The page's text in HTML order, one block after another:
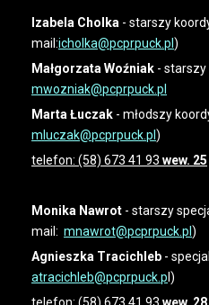
Izabela Cholka - starszy
mail:icholka@pcprpuck.pl)
Małgorzata Woźniak -
mwozniak@pcprpuck.pl
Marta Łuczak - młodszy
mluczak@pcprpuck.pl)
telefon: (58) 673 41 93 wew. 25
Monika Nawrot - starszy
mail: mnawrot@pcprpuck.pl)
Agnieszka Tracichleb -
atracichleb@pcprpuck.pl)
telefon: (58) 673 41 93 wew. 28